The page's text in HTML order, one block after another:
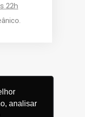
analisar
22h